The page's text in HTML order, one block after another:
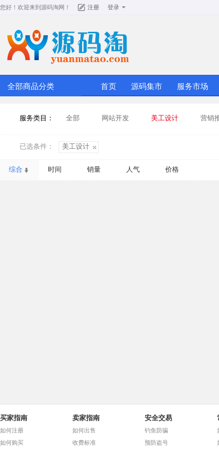
您好！欢迎来到 源码淘网 ！ 注册 登录
全部商品分类 首页 源码集市 服务市场
服务类目： 全部 网站开发 美工设计 营销
已选条件： 美工设计
综合 时间 销量 人气 价格
买家指南
如何注册
如何购买
卖家指南
如何出售
收费标准
安全交易
钓鱼防骗
预防盗号